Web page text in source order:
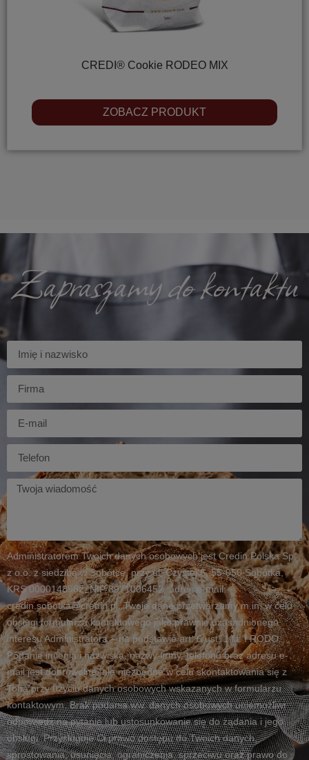
CREDI® Cookie RODEO MIX
ZOBACZ PRODUKT
Zapraszamy do kontaktu
Imię
Firma
Telefon
Twoja
wiadomość
Administratorem Twoich danych osobowych jest Credin Polska Sp.
z o.o. z siedzibą w Sobótce, przy ul. Czystej 6, 55-050 Sobótka,
KRS 0000148982, NIP 8971006452, adres e-mail:
credin.sobotka@credin.pl. Twoje dane przetwarzamy m.in. w celu
obsługi formularza kontaktowego jako prawnie uzasadnionego
interesu Administratora – na podstawie art. 6 ust. 1 lit. f RODO.
Podanie imienia i nazwiska, nazwy firmy, telefonu oraz adresu e-
mail jest dobrowolne, ale niezbędne w celu skontaktowania się z
Tobą przy użyciu danych osobowych wskazanych w formularzu
kontaktowym. Brak podania ww. danych osobowych uniemożliwi
odpowiedź na pytanie lub ustosunkowanie się do żądania i jego
obsługi. Przysługuje Ci prawo dostępu do Twoich danych,
sprostowania, usunięcia, ograniczenia, sprzeciwu oraz prawo do